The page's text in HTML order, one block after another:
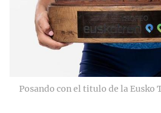
Posando con el titulo de la Eusko